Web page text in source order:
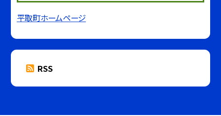
平取町ホームページ
RSS